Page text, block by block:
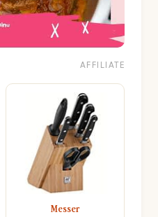
AFFILIATE
Messer